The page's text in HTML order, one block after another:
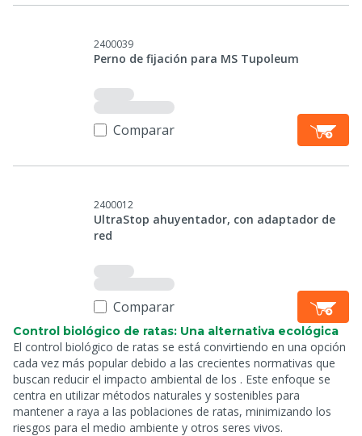
2400039
Perno de fijación para MS Tupoleum
Comparar
2400012
UltraStop ahuyentador, con adaptador de
red
Comparar
Control biológico de ratas: Una alternativa ecológica
El control biológico de ratas se está convirtiendo en una opción
cada vez más popular debido a las crecientes normativas que
buscan reducir el impacto ambiental de los . Este enfoque se
centra en utilizar métodos naturales y sostenibles para
mantener a raya a las poblaciones de ratas, minimizando los
riesgos para el medio ambiente y otros seres vivos.